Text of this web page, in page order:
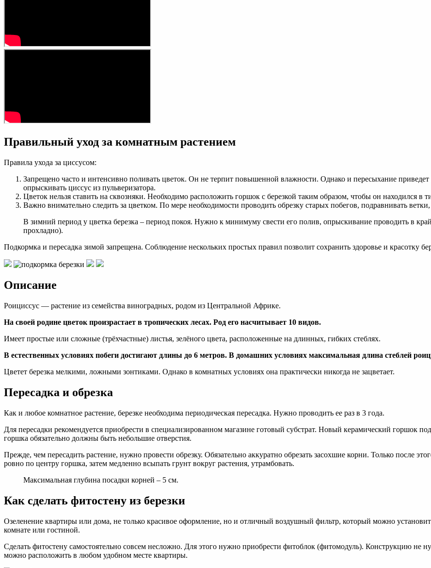
Правильный уход за комнатным растением
Правила ухода за циссусом:
Запрещено часто и интенсивно поливать цветок. Он не терпит повышенной влажности. Однако и пересыхание
опрыскивать циссус из пульверизатора.
Цветок нельзя ставить на сквозняки. Необходимо расположить горшок с березкой таким образом, чтобы он находился в
Важно внимательно следить за цветком. По мере необходимости проводить обрезку старых побегов, подравнивать
В зимний период у цветка березка – период покоя. Нужно к минимуму свести его полив, опрыскивание проводить в
прохладно).
Подкормка и пересадка зимой запрещена. Соблюдение нескольких простых правил позволит сохранить здоровье и красотку
Описание
Роициссус — растение из семейства виноградных, родом из Центральной Африке.
На своей родине цветок произрастает в тропических лесах. Род его насчитывает 10 видов.
Имеет простые или сложные (трёхчастные) листья, зелёного цвета, расположенные на длинных, гибких стеблях.
В естественных условиях побеги достигают длины до 6 метров. В домашних условиях максимальная длина стеблей
Цветет березка мелкими, ложными зонтиками. Однако в комнатных условиях она практически никогда не зацветает.
Пересадка и обрезка
Как и любое комнатное растение, березке необходима периодическая пересадка. Нужно проводить ее раз в 3 года.
Для пересадки рекомендуется приобрести в специализированном магазине готовый субстрат. Новый керамический горшок
горшка обязательно должны быть небольшие отверстия.
Прежде, чем пересадить растение, нужно провести обрезку. Обязательно аккуратно обрезать засохшие корни. Только после
ровно по центру горшка, затем медленно всыпать грунт вокруг растения, утрамбовать.
Максимальная глубина посадки корней – 5 см.
Как сделать фитостену из березки
Озеленение квартиры или дома, не только красивое оформление, но и отличный воздушный фильтр, который можно
комнате или гостиной.
Сделать фитостену самостоятельно совсем несложно. Для этого нужно приобрести фитоблок (фитомодуль). Конструкцию не
можно расположить в любом удобном месте квартиры.